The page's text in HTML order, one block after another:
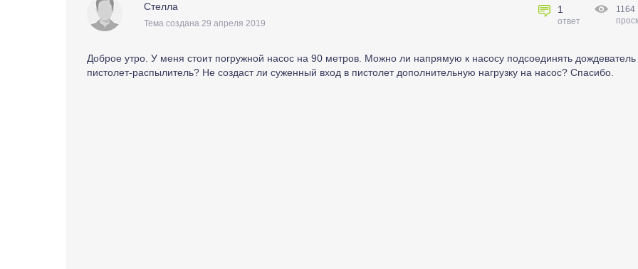
Стелла
Тема создана 29 апреля 2019
1
ответ
1164
Доброе утро. У меня стоит погружной насос на 90 метров. Можно ли напрямую к насосу подсоединять дождеватель
пистолет-распылитель? Не создаст ли суженный вход в пистолет дополнительную нагрузку на насос? Спасибо.